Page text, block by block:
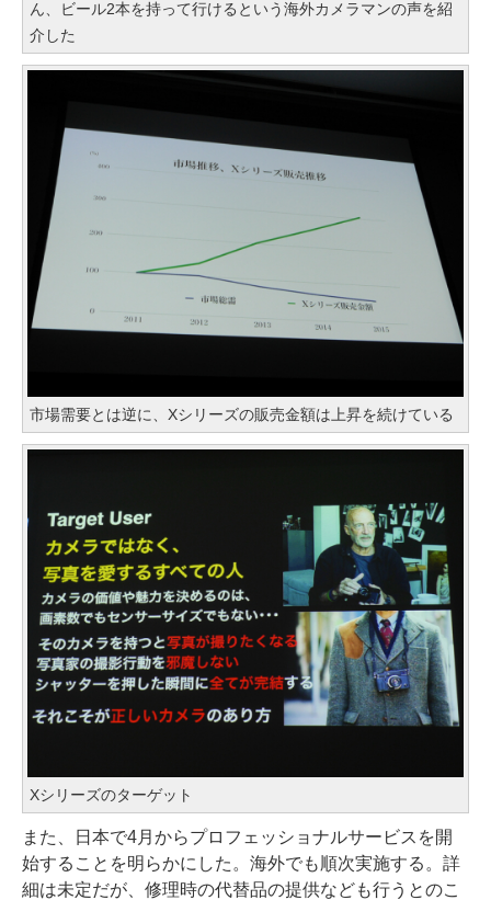
ん、ビール2本を持って行けるという海外カメラマンの声を紹
介した
市場需要とは逆に、Xシリーズの販売金額は上昇を続けている
Xシリーズのターゲット
また、日本で4月からプロフェッショナルサービスを開
始することを明らかにした。海外でも順次実施する。詳
細は未定だが、修理時の代替品の提供なども行うとのこ